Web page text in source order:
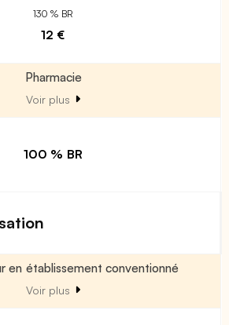
130 % BR
12 €
Pharmacie
Voir plus
100 % BR
en établissement conventionné
Voir plus